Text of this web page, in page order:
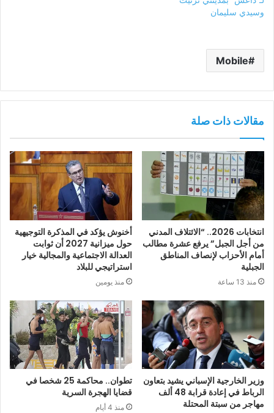
وسيدي سليمان
Mobile
مقالات ذات صلة
انتخابات 2026.. “الائتلاف المدني
من أجل الجبل” يرفع عشرة مطالب
أمام الأحزاب لإنصاف المناطق
الجبلية
منذ 13 ساعة
أخنوش يؤكد في المذكرة التوجيهية
حول ميزانية 2027 أن ثوابت
العدالة الاجتماعية والمجالية خيار
استراتيجي للبلاد
منذ يومين
وزير الخارجية الإسباني يشيد بتعاون
الرباط في إعادة قرابة 48 ألف
مهاجر من سبتة المحتلة
تطوان.. محاكمة 25 شخصا في
قضايا الهجرة السرية
منذ 4 أيام